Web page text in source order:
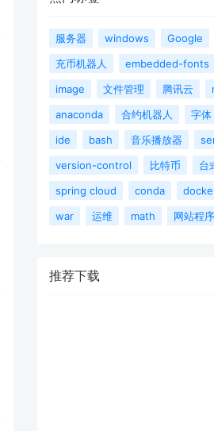
服务器 windows Google
充币机器人
embedded-fonts
image
文件管理 腾讯云
anaconda
合约机器人 字体
ide
bash 音乐播放器
version-control
比特币
台
spring cloud
conda
war
运维 math 网站程序
推荐下载